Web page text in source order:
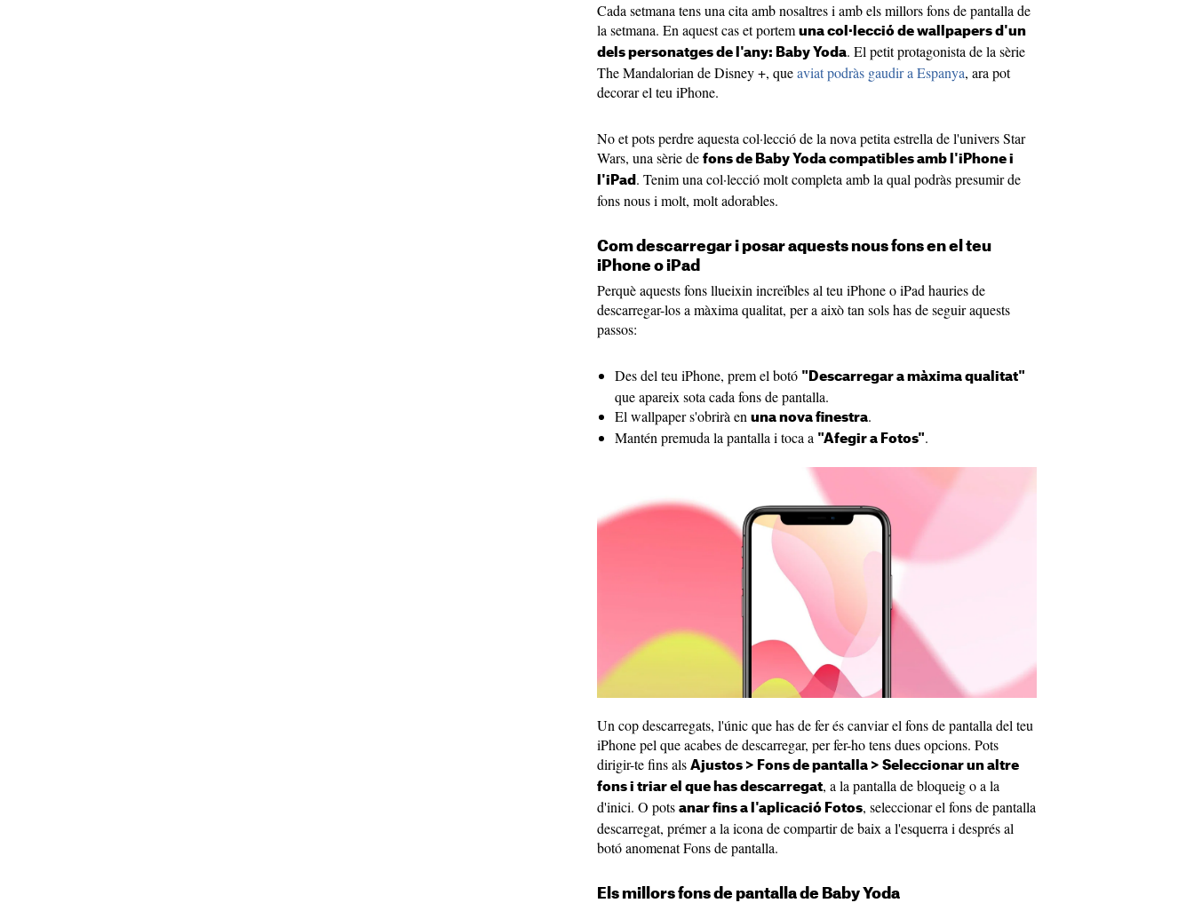
Cada setmana tens una cita amb nosaltres i amb els millors fons de pantalla de
la setmana. En aquest cas et portem una col·lecció de wallpapers d'un
dels personatges de l'any: Baby Yoda. El petit protagonista de la sèrie
The Mandalorian de Disney +, queaviat podràs gaudir a Espanya, ara pot
decorar el teu iPhone.
No et pots perdre aquesta col·lecció de la nova petita estrella de l'univers Star
Wars, una sèrie de fons de Baby Yoda compatibles amb l'iPhone i
l'iPad . Tenim una col·lecció molt completa amb la qual podràs presumir de
fons nous i molt, molt adorables.
Com descarregar i posar aquests nous fons en el teu
iPhone o iPad
Perquè aquests fons llueixin increïbles al teu iPhone o iPad hauries de
descarregar-los a màxima qualitat, per a això tan sols has de seguir aquests
passos:
Des del teu iPhone, prem el botó "Descarregar a màxima qualitat"
que apareix sota cada fons de pantalla.
El wallpaper s'obrirà en una nova finestra.
Mantén premuda la pantalla i toca a "Afegir a Fotos".
Un cop descarregats, l'únic que has de fer és canviar el fons de pantalla del teu
iPhone pel que acabes de descarregar, per fer-ho tens dues opcions. Pots
dirigir-te fins als Ajustos > Fons de pantalla > Seleccionar un altre
fons i triar el que has descarregat, a la pantalla de bloqueig o a la
d'inici. O pots anar fins a l'aplicació Fotos, seleccionar el fons de pantalla
descarregat, prémer a la icona de compartir de baix a l'esquerra i després al
botó anomenat Fons de pantalla.
Els millors fons de pantalla de Baby Yoda